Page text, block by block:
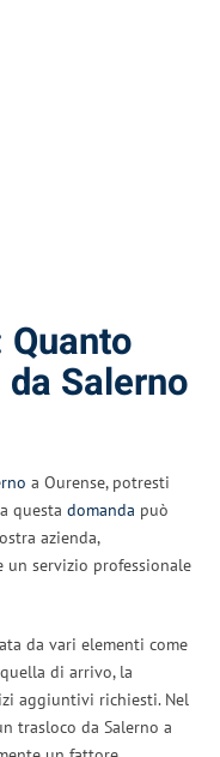
Salerno
a Ourense, potresti
questa domanda può
azienda,
un servizio professionale
da vari elementi come
di arrivo, la
aggiuntivi richiesti. Nel
trasloco da Salerno a